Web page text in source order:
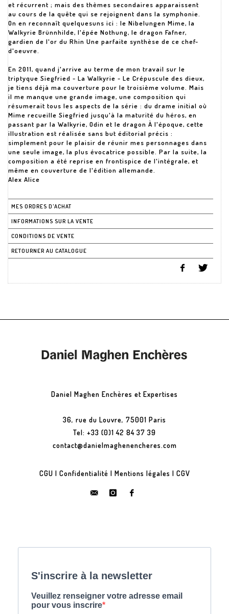
et récurrent ; mais des thèmes secondaires apparaissent
au cours de la quête qui se rejoignent dans la symphonie.
On en reconnaît quelquesuns ici : le Nibelungen Mime, la
Walkyrie Brünnhilde, l'épée Nothung, le dragon Fafner,
gardien de l'or du Rhin Une parfaite synthèse de ce chef-
d'oeuvre.
En 2011, quand j'arrive au terme de mon travail sur le
triptyque Siegfried - La Walkyrie - Le Crépuscule des dieux,
je tiens déjà ma couverture pour le troisième volume. Mais
il me manque une grande image, une composition qui
résumerait tous les aspects de la série : du drame initial où
Mime recueille Siegfried jusqu'à la maturité du héros, en
passant par la Walkyrie, Odin et le dragon À l'époque, cette
illustration est réalisée sans but éditorial précis :
simplement pour le plaisir de réunir mes personnages dans
une seule image, la plus évocatrice possible. Par la suite, la
composition a été reprise en frontispice de l'intégrale, et
même en couverture de l'édition allemande.
Alex Alice
MES ORDRES D'ACHAT
INFORMATIONS SUR LA VENTE
CONDITIONS DE VENTE
RETOURNER AU CATALOGUE
Daniel Maghen Enchères et Expertises
36, rue du Louvre, 75001 Paris
Tel: +33 (0)1 42 84 37 39
contact@danielmaghenencheres.com
CGU | Confidentialité | Mentions légales | CGV